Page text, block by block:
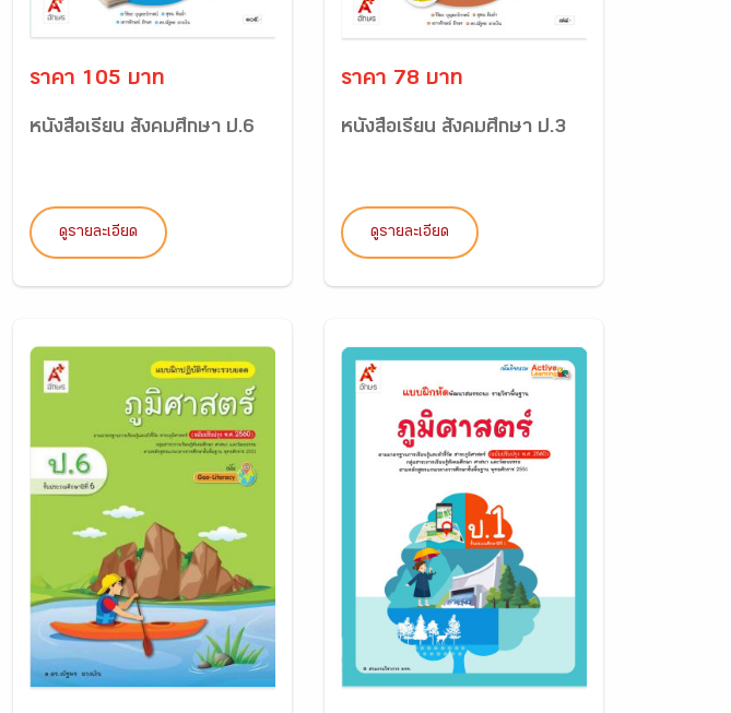
ราคา 105 บาท
หนังสือเรียน สังคมศึกษา ป.6
ดูรายละเอียด
ราคา 78 บาท
หนังสือเรียน สังคมศึกษา ป.3
ดูรายละเอียด